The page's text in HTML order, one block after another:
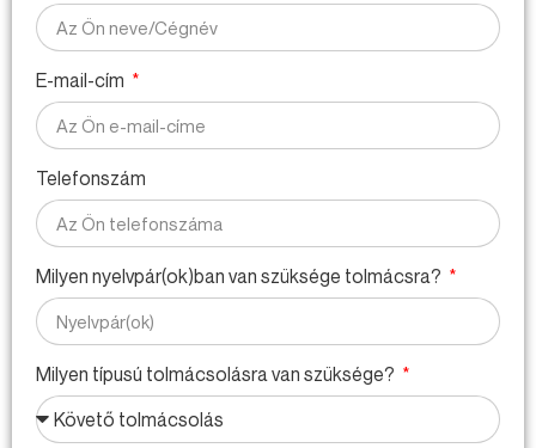
E-mail-cím
Telefonszám
Milyen nyelvpár(ok)ban van szüksége tolmácsra?
Milyen típusú tolmácsolásra van szüksége?